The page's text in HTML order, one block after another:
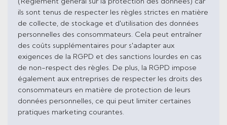
ils sont tenus de respecter les règles strictes en matière
de collecte, de stockage et d'utilisation des données
personnelles des consommateurs. Cela peut entraîner
des coûts supplémentaires pour s'adapter aux
exigences de la RGPD et des sanctions lourdes en cas
de non-respect des règles. De plus, la RGPD impose
également aux entreprises de respecter les droits des
consommateurs en matière de protection de leurs
données personnelles, ce qui peut limiter certaines
pratiques marketing courantes.